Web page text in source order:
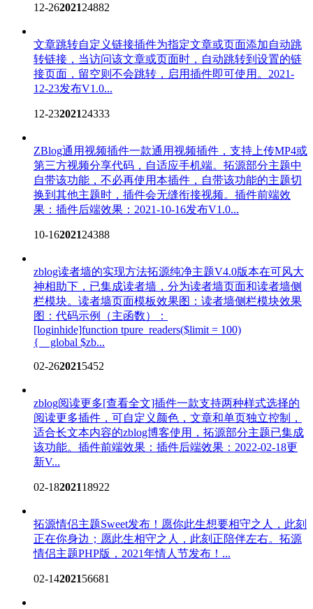
12-26202124882
文章跳转自定义链接插件为指定文章或页面添加自动跳
转链接，当访问该文章或页面时，自动跳转到设置的链
接页面，留空则不会跳转，启用插件即可使用。2021-
12-23发布V1.0...
12-23202124333
ZBlog通用视频插件一款通用视频插件，支持上传MP4或
第三方视频分享代码，自适应手机端。拓源部分主题中
自带该功能，不必再使用本插件，自带该功能的主题切
换到其他主题时，插件会无缝衔接视频。插件前端效
果：插件后端效果：2021-10-16发布V1.0...
10-16202124388
zblog读者墙的实现方法拓源纯净主题V4.0版本在可风大
神相助下，已集成读者墙，分为读者墙页面和读者墙侧
栏模块。读者墙页面模板效果图：读者墙侧栏模块效果
图：代码示例（主函数）：
[loginhide]function tpure_readers($limit = 100)
{ global $zb...
02-2620215452
zblog阅读更多[查看全文]插件一款支持两种样式选择的
阅读更多插件，可自定义颜色，文章和单页独立控制，
适合长文本内容的zblog博客使用，拓源部分主题已集成
该功能。插件前端效果：插件后端效果：2022-02-18更
新V...
02-18202118922
拓源情侣主题Sweet发布！ 愿你此生想要相守之人，此刻
正在你身边；愿此生相守之人，此刻正陪伴左右。拓源
情侣主题PHP版，2021年情人节发布！...
02-14202156681